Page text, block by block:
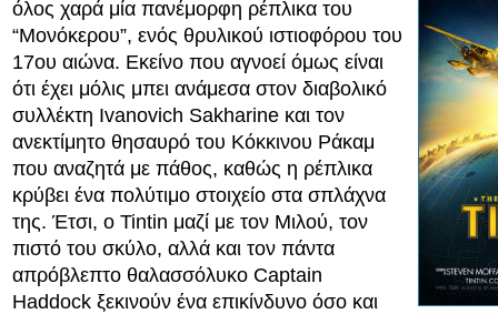
όλος χαρά μία πανέμορφη ρέπλικα του
“Μονόκερου”, ενός θρυλικού ιστιοφόρου του
17ου αιώνα. Εκείνο που αγνοεί όμως είναι
ότι έχει μόλις μπει ανάμεσα στον διαβολικό
συλλέκτη Ivanovich Sakharine και τον
ανεκτίμητο θησαυρό του Κόκκινου Ράκαμ
που αναζητά με πάθος, καθώς η ρέπλικα
κρύβει ένα πολύτιμο στοιχείο στα σπλάχνα
της. Έτσι, ο Tintin μαζί με τον Μιλού, τον
πιστό του σκύλο, αλλά και τον πάντα
απρόβλεπτο θαλασσόλυκο Captain
Haddock ξεκινούν ένα επικίνδυνο όσο και